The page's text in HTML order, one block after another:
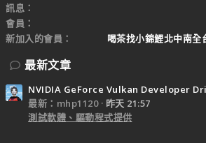
訊息
會員
新加入的會員
喝茶找小錦鯉北中南
最新文章
NVIDIA GeForce Vulkan Developer
最新：mhp1120
昨天 21:57
測試軟體、驅動程式提供